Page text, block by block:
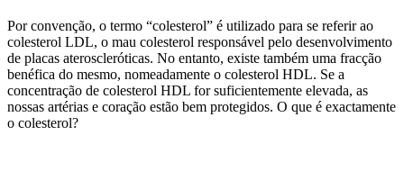
Por convenção, o termo “colesterol” é utilizado para se referir ao
colesterol LDL, o mau colesterol responsável pelo desenvolvimento
de placas ateroscleróticas. No entanto, existe também uma fracção
benéfica do mesmo, nomeadamente o colesterol HDL. Se a
concentração de colesterol HDL for suficientemente elevada, as
nossas artérias e coração estão bem protegidos. O que é exactamente
o colesterol?